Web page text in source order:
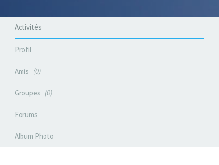
Activités
Profil
Amis 0
Groupes 0
Forums
Album Photo